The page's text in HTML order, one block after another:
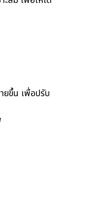
ขึ้น เพื่อปรับ